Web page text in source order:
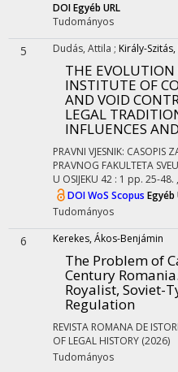
DOIEgyéb URL
Tudományos
5 Dudás, Attila ; Király-
THE
INSTITUTE OF
AND VOID
LEGAL
INFLUENCES
PRAVNI VJESNIK: CASOPIS
PRAVNOG FAKULTETA
U OSIJEKU 42 : 1 pp. 25-48.
DOIWoS Scopus Egyéb
Tudományos
6 Kerekes, Ákos-Benjámin
The Problem of
Century
Royalist, Soviet-
Regulation
REVISTA ROMANA DE
OF LEGAL HISTORY (2026)
Tudományos